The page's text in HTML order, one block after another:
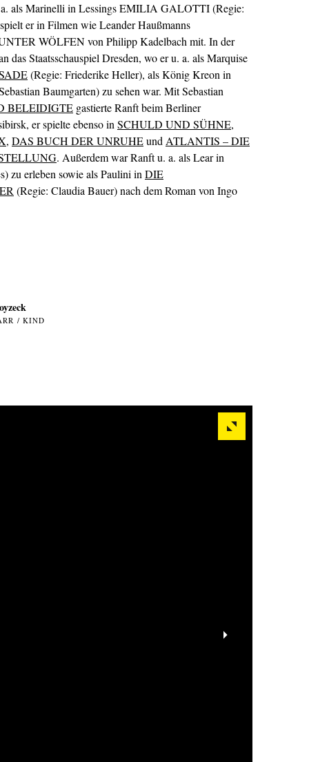
a. als Marinelli in Lessings EMILIA GALOTTI (Regie:
er in Filmen wie Leander Haußmanns
WÖLFEN von Philipp Kadelbach mit. In der
das Staatsschauspiel Dresden, wo er u. a. als Marquise
(Regie: Friederike Heller), als König Kreon in
Baumgarten) zu sehen war. Mit Sebastian
BELEIDIGTE gastierte Ranft beim Berliner
er spielte ebenso in SCHULD UND SÜHNE,
, DAS BUCH DER UNRUHEund ATLANTIS – DIE
. Außerdem war Ranft u. a. als Lear in
zu erleben sowie als Paulini in DIE
(Regie: Claudia Bauer) nach dem Roman von Ingo
/ KIND